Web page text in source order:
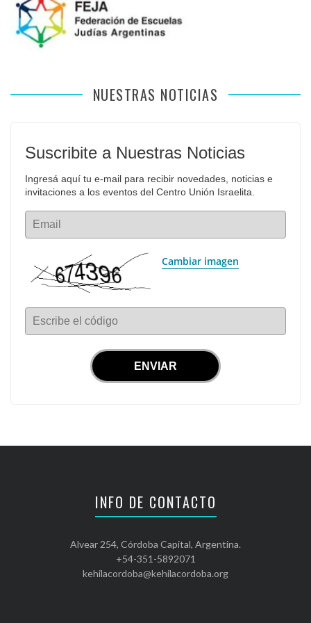
NUESTRAS NOTICIAS
Suscribite a Nuestras Noticias
Ingresá aquí tu e-mail para recibir novedades, noticias e
invitaciones a los eventos del Centro Unión Israelita.
Email
Cambiar imagen
Escribe el código
INFO DE CONTACTO
Alvear 254, Córdoba Capital, Argentina.
+54-351-5892071
kehilacordoba@kehilacordoba.org